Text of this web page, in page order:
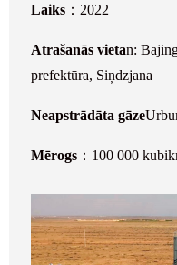
Laiks ：2022
Atrašanās vietan:
prefektūra, Siņdzjana
Neapstrādāta gāze
Mērogs ：100 000